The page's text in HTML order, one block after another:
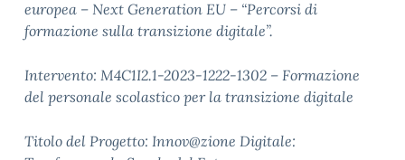
europea – Next Generation EU – “Percorsi di
formazione sulla transizione digitale”.
Intervento: M4C1I2.1-2023-1222-1302 – Formazione
del personale scolastico per la transizione digitale
Titolo del Progetto: Innov@zione Digitale: